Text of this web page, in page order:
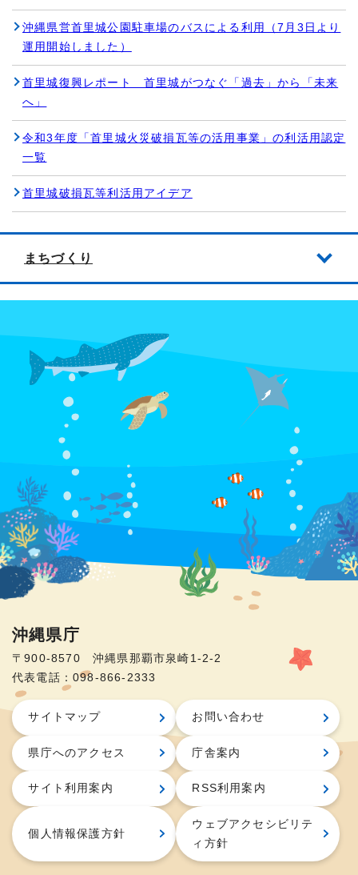
沖縄県営首里城公園駐車場のバスによる利用（7月3日より
運用開始しました）
首里城復興レポート 首里城がつなぐ「過去」から「未来
へ」
令和3年度「首里城火災破損瓦等の活用事業」の利活用認定
一覧
首里城破損瓦等利活用アイデア
まちづくり
沖縄県庁
〒900-8570 沖縄県那覇市泉崎1-2-2
代表電話：098-866-2333
サイトマップ お問い合わせ
県庁へのアクセス 庁舎案内
サイト利用案内 RSS利用案内
個人情報保護方針
ウェブアクセシビリテ
ィ方針